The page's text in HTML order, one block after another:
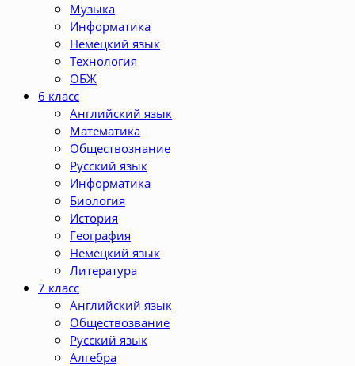
Музыка
Информатика
Немецкий язык
Технология
ОБЖ
6 класс
Английский язык
Математика
Обществознание
Русский язык
Информатика
Биология
История
География
Немецкий язык
Литература
7 класс
Английский язык
Обществозвание
Русский язык
Алгебра